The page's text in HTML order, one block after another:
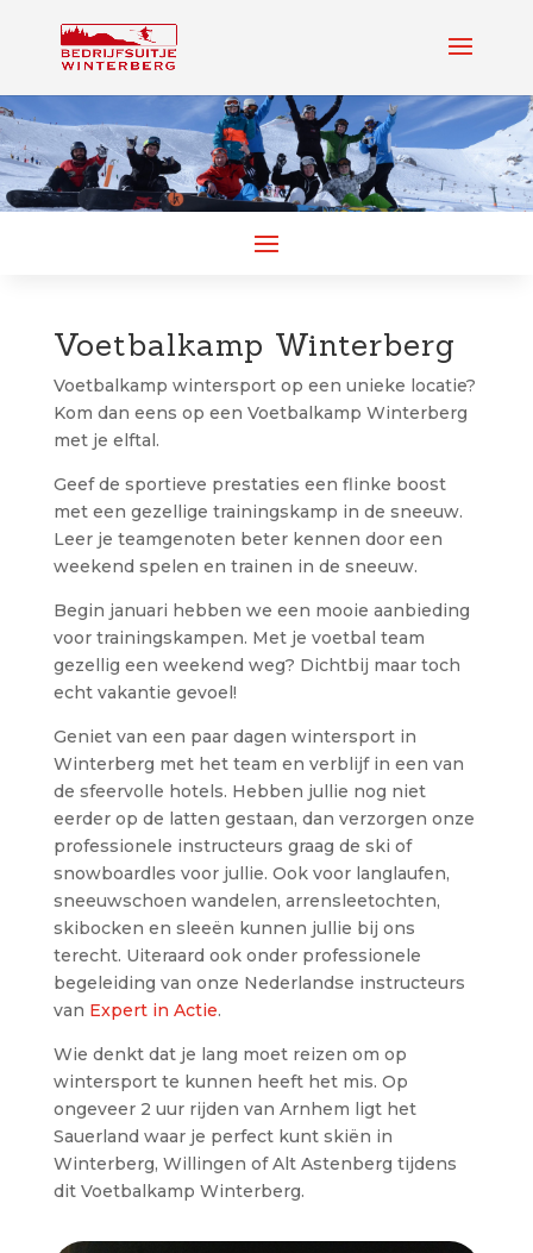
Voetbalkamp Winterberg
Voetbalkamp wintersport op een unieke locatie?
Kom dan eens op een Voetbalkamp Winterberg
met je elftal.
Geef de sportieve prestaties een flinke boost
met een gezellige trainingskamp in de sneeuw.
Leer je teamgenoten beter kennen door een
weekend spelen en trainen in de sneeuw.
Begin januari hebben we een mooie aanbieding
voor trainingskampen. Met je voetbal team
gezellig een weekend weg? Dichtbij maar toch
echt vakantie gevoel!
Geniet van een paar dagen wintersport in
Winterberg met het team en verblijf in een van
de sfeervolle hotels. Hebben jullie nog niet
eerder op de latten gestaan, dan verzorgen onze
professionele instructeurs graag de ski of
snowboardles voor jullie. Ook voor langlaufen,
sneeuwschoen wandelen, arrensleetochten,
skibocken en sleeën kunnen jullie bij ons
terecht. Uiteraard ook onder professionele
begeleiding van onze Nederlandse instructeurs
van Expert in Actie.
Wie denkt dat je lang moet reizen om op
wintersport te kunnen heeft het mis. Op
ongeveer 2 uur rijden van Arnhem ligt het
Sauerland waar je perfect kunt skiën in
Winterberg, Willingen of Alt Astenberg tijdens
dit Voetbalkamp Winterberg.